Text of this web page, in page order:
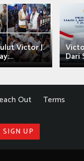
Victor J.
Dari
Out
Terms